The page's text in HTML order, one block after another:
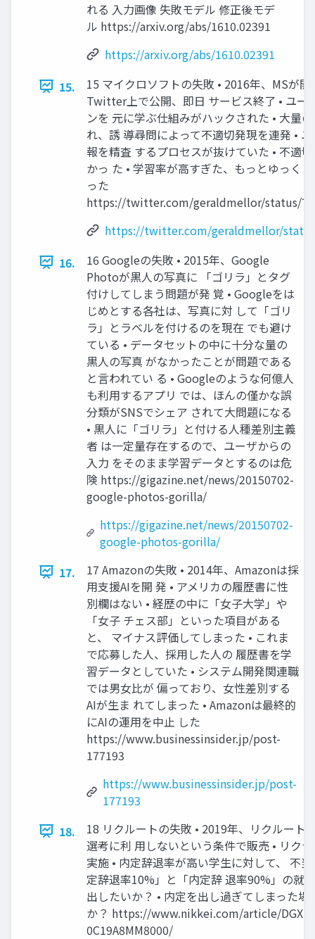
れる 入力画像 失敗モデル 修正後モデ
ル https://arxiv.org/abs/1610.02391
https://arxiv.org/abs/1610.02391
15.
15 マイクロソフトの失敗 • 2016年、MSが
Twitter上で公開、即日 サービス終了 • ユー
ンを 元に学ぶ仕組みがハックされた • 大量
れ、誘 導尋問によって不適切発現を連発 •
報を精査 するプロセスが抜けていた • 不適
かっ た • 学習率が高すぎた、もっとゆっく
った
https://twitter.com/geraldmellor/status/
https://twitter.com/geraldmellor/
16.
16 Googleの失敗 • 2015年、Google
Photoが黒人の写真に 「ゴリラ」とタグ
付けしてしまう問題が発 覚 • Googleをは
じめとする各社は、写真に対 して「ゴリ
ラ」とラベルを付けるのを現在 でも避け
ている • データセットの中に十分な量の
黒人の写真 がなかったことが問題である
と言われてい る • Googleのような何億人
も利用するアプリ では、ほんの僅かな誤
分類がSNSでシェア されて大問題になる
• 黒人に「ゴリラ」と付ける人種差別主義
者 は一定量存在するので、ユーザからの
入力 をそのまま学習データとするのは危
険 https://gigazine.net/news/20150702-
google-photos-gorilla/
https://gigazine.net/news/20150702-
google-photos-gorilla/
17.
17 Amazonの失敗 • 2014年、Amazonは採
用支援AIを開 発 • アメリカの履歴書に性
別欄はない • 経歴の中に「女子大学」や
「女子 チェス部」といった項目がある
と、 マイナス評価してしまった • これま
で応募した人、採用した人の 履歴書を学
習データとしていた • システム開発関連職
では男女比が 偏っており、女性差別する
AIが生ま れてしまった • Amazonは最終的
にAIの運用を中止 した
https://www.businessinsider.jp/post-
177193
https://www.businessinsider.jp/post-
177193
18.
18 リクルートの失敗 • 2019年、リクルート
選考に利 用しないという条件で販売 • リク
実施 • 内定辞退率が高い学生に対して、 不
定辞退率10%」と「内定辞 退率90%」の就
出したいか？ • 内定を出し過ぎてしまった
か？ https://www.nikkei.com/article/
0C19A8MM8000/